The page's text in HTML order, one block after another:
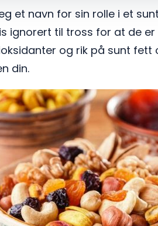
et navn for sin rolle i et
ignorert til tross for at de
og rik på sunt
din.